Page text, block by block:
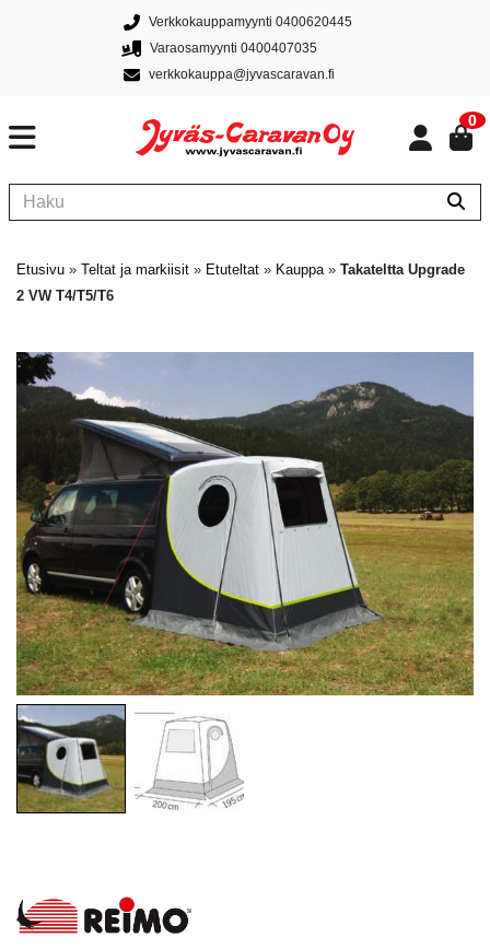
Verkkokauppamyynti 0400620445
Varaosamyynti 0400407035
verkkokauppa@jyvascaravan.fi
0
Etusivu » Teltat ja markiisit » Etuteltat » Kauppa» Takateltta Upgrade
2 VW T4/T5/T6